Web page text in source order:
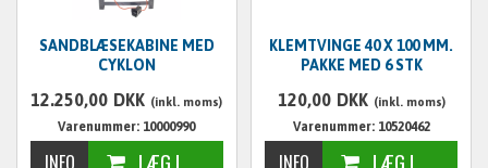
SANDBLÆSEKABINE MED
CYKLON
12.250,00 DKK (inkl. moms)
Varenummer: 10000990
KLEMTVINGE 40 X 100 MM.
PAKKE MED 6 STK
120,00 DKK (inkl. moms)
Varenummer: 10520462